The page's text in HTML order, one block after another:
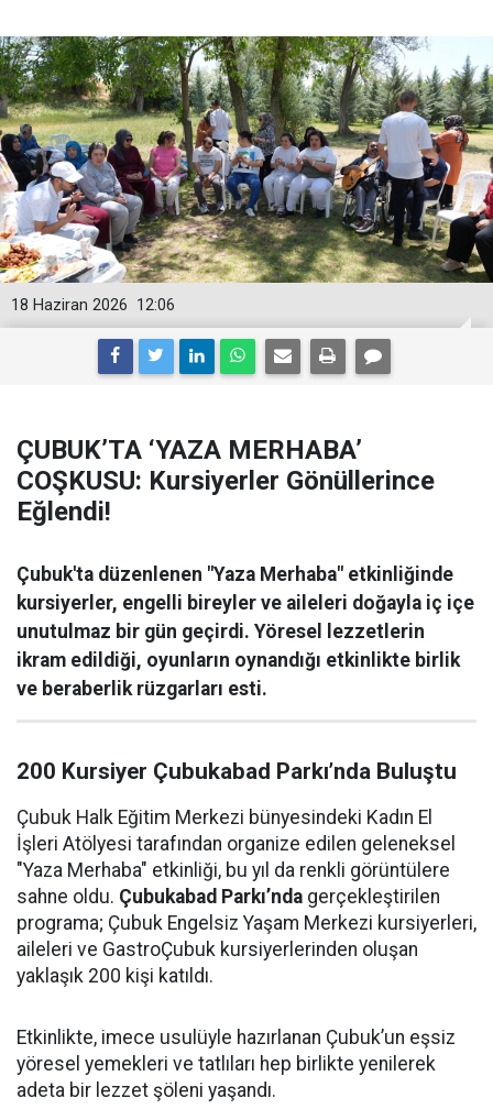
12:06
18 Haziran 2026
ÇUBUK’TA ‘YAZA MERHABA’
COŞKUSU: Kursiyerler Gönüllerince
Eğlendi!
Çubuk'ta düzenlenen "Yaza Merhaba" etkinliğinde
kursiyerler, engelli bireyler ve aileleri doğayla iç içe
unutulmaz bir gün geçirdi. Yöresel lezzetlerin
ikram edildiği, oyunların oynandığı etkinlikte birlik
ve beraberlik rüzgarları esti.
200 Kursiyer Çubukabad Parkı’nda Buluştu
Çubuk Halk Eğitim Merkezi bünyesindeki Kadın El
İşleri Atölyesi tarafından organize edilen geleneksel
"Yaza Merhaba" etkinliği, bu yıl da renkli görüntülere
sahne oldu. Çubukabad Parkı’nda gerçekleştirilen
programa; Çubuk Engelsiz Yaşam Merkezi kursiyerleri,
aileleri ve GastroÇubuk kursiyerlerinden oluşan
yaklaşık 200 kişi katıldı.
Etkinlikte, imece usulüyle hazırlanan Çubuk’un eşsiz
yöresel yemekleri ve tatlıları hep birlikte yenilerek
adeta bir lezzet şöleni yaşandı.